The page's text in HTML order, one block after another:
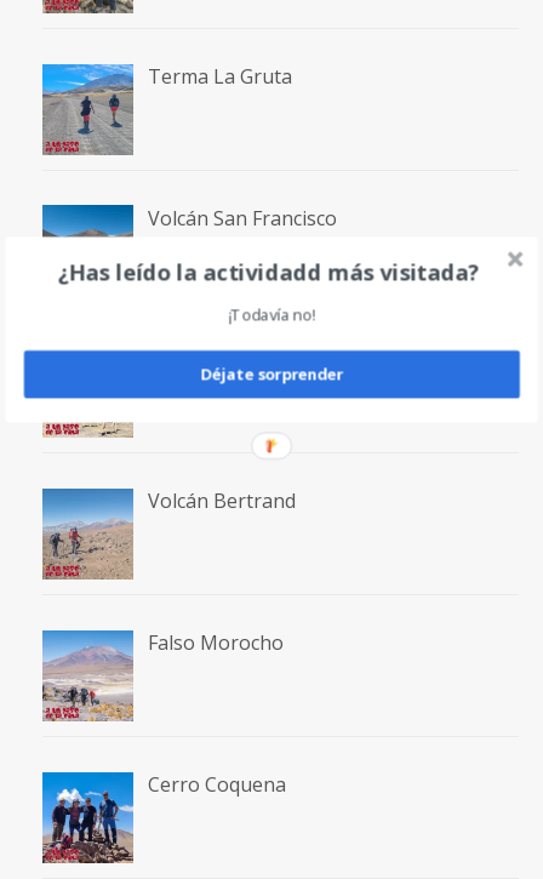
Terma La Gruta
Volcán San Francisco
Laguna San Francisco
Volcán Bertrand
Falso Morocho
Cerro Coquena
¿Has leído la actividadd más visitada?
¡Todavía no!
Déjate sorprender